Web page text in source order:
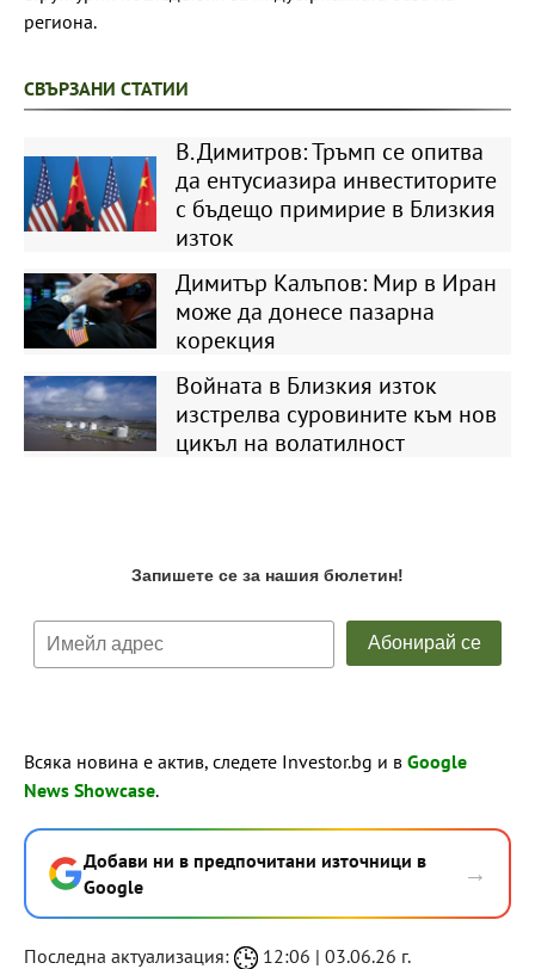
региона.
СВЪРЗАНИ СТАТИИ
В. Димитров: Тръмп се опитва
да ентусиазира инвеститорите
с бъдещо примирие в Близкия
изток
Димитър Калъпов: Мир в Иран
може да донесе пазарна
корекция
Войната в Близкия изток
изстрелва суровините към нов
цикъл на волатилност
Всяка новина е актив, следете Investor.bg и в Google
News Showcase.
Добави ни в предпочитани източници в
Google
→
Последна актуализация: 12:06 | 03.06.26 г.